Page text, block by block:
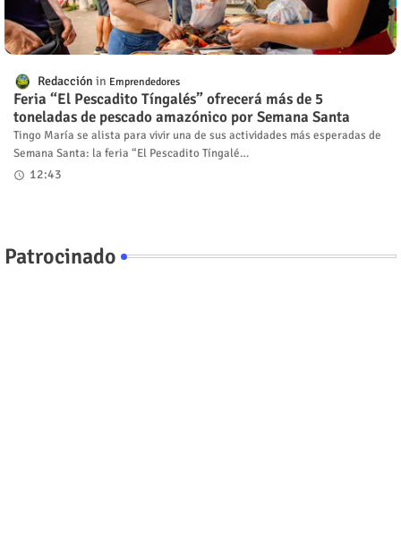
Redacción Emprendedores
Feria “El Pescadito Tíngalés” ofrecerá más de 5
toneladas de pescado amazónico por Semana Santa
Tingo María se alista para vivir una de sus actividades más esperadas de
Semana Santa: la feria “El Pescadito Tíngalé…
12:43
Patrocinado